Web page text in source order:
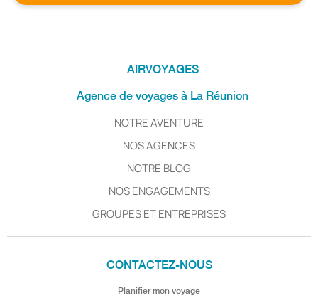
AIRVOYAGES
Agence de voyages à La Réunion
NOTRE AVENTURE
NOS AGENCES
NOTRE BLOG
NOS ENGAGEMENTS
GROUPES ET ENTREPRISES
CONTACTEZ-NOUS
Planifier mon voyage